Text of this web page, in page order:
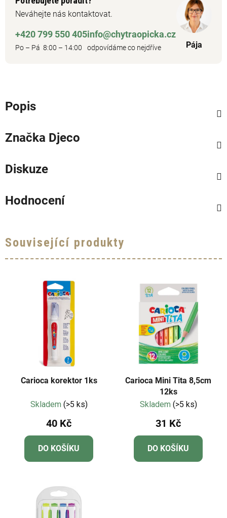
Neváhejte nás kontaktovat.
+420 799 550 405
Po – Pá 8:00 – 14:00
info@chytraopicka.cz
odpovídáme co nejdříve Pája
Popis
Značka Djeco
Diskuze
Hodnocení
Související produkty
Carioca korektor 1ks
Skladem (>5 ks)
40 Kč
DO KOŠÍKU
Carioca Mini Tita 8,5cm
12ks
Skladem (>5 ks)
31 Kč
DO KOŠÍKU